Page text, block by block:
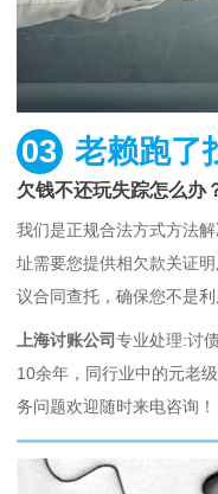
03 老赖跑了
欠钱不还玩失踪怎么办
我们是正规合法方式方法
址需要您提供相欠款关证
议合同查托，确保您不是
上海讨账公司专业处理:讨
10余年，同行业中的元老级
务问题欢迎随时来电咨询！